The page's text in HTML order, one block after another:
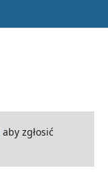
aby zgłosić